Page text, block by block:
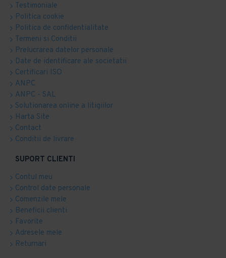
Testimoniale
Politica cookie
Politica de confidentialitate
Termeni si Conditii
Prelucrarea datelor personale
Date de identificare ale societatii
Certificari ISO
ANPC
ANPC - SAL
Solutionarea online a litigiilor
Harta Site
Contact
Conditii de livrare
SUPORT CLIENTI
Contul meu
Control date personale
Comenzile mele
Beneficii clienti
Favorite
Adresele mele
Returnari